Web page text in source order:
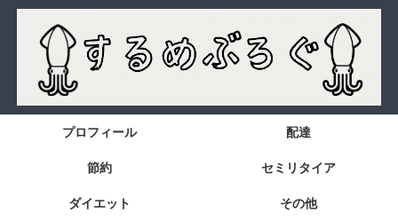
プロフィール 配達
節約 セミリタイア
ダイエット その他